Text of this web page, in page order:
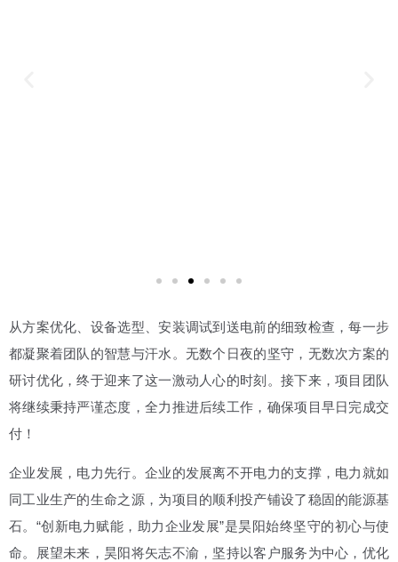
从方案优化、设备选型、安装调试到送电前的细致检查，每一步
都凝聚着团队的智慧与汗水。无数个日夜的坚守，无数次方案的
研讨优化，终于迎来了这一激动人心的时刻。接下来，项目团队
将继续秉持严谨态度，全力推进后续工作，确保项目早日完成交
付！
企业发展，电力先行。企业的发展离不开电力的支撑，电力就如
同工业生产的生命之源，为项目的顺利投产铺设了稳固的能源基
石。“创新电力赋能，助力企业发展”是昊阳始终坚守的初心与使
命。展望未来，昊阳将矢志不渝，坚持以客户服务为中心，优化